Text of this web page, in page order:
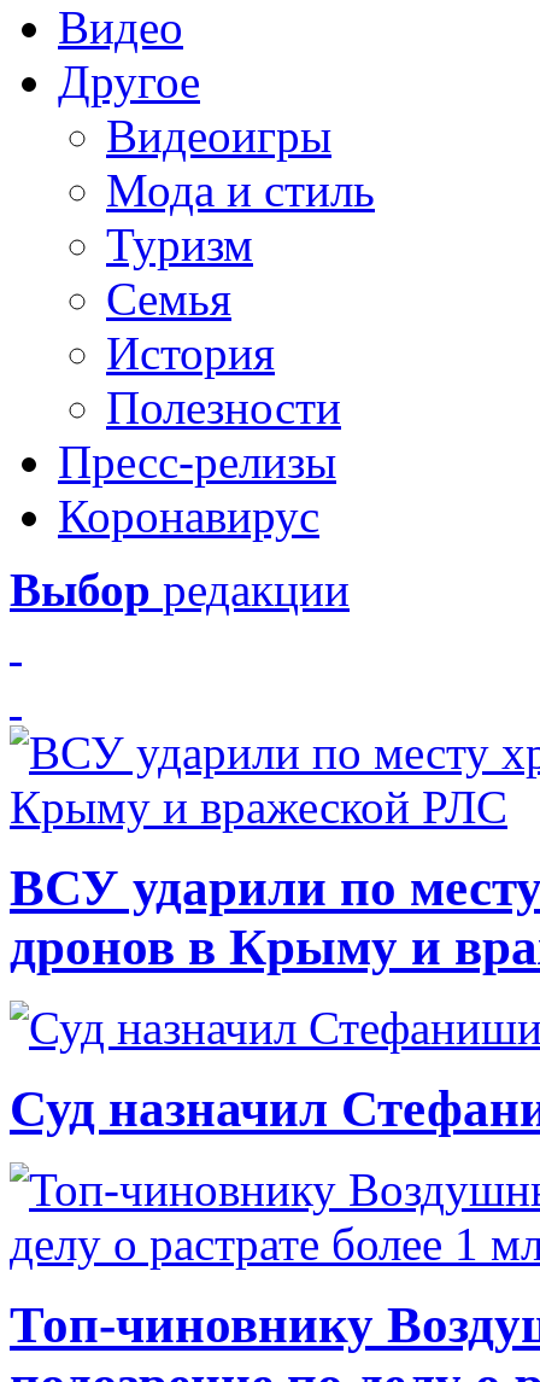
Видео
Другое
Видеоигры
Мода и стиль
Туризм
Семья
История
Полезности
Пресс-релизы
Коронавирус
Выбор редакции
ВСУ ударили по
дронов в Крыму и
Суд назначил
Топ-чиновнику